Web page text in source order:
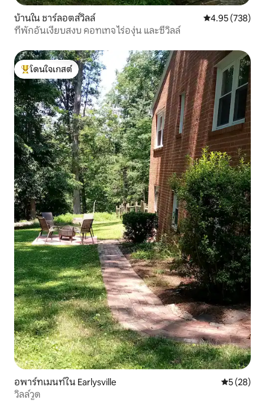
บ้านใน ชาร์ลอตส์วิลล์ คะแนนเฉลี่ย
4.95 (738)
ที่พักอันเงียบสงบ คอทเทจ ไร่องุ่น และซีวิลล์
โดนใจเกสต์ที่สุด
โดนใจเกสต์
อพาร์ทเมนท์ใน Earlysville คะแนนเฉลี่
5 (28)
วิลล์วูด